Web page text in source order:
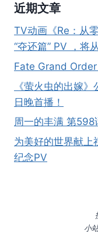
近期文章
TV动画《Re：从
“夺还篇” PV ，将
Fate Grand Order
《萤火虫的出嫁
日晚首播！
周一的丰满 第598
为美好的世界献上
纪念PV
小